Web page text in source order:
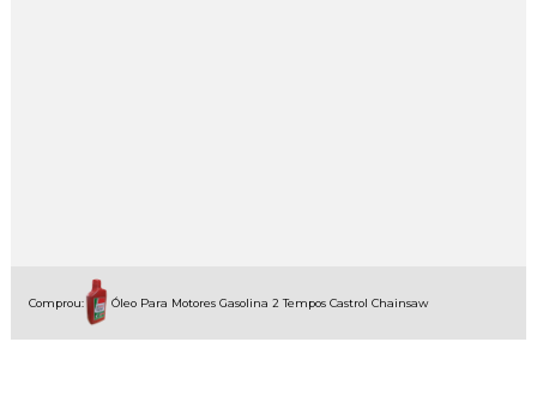
Comprou: Óleo Para Motores Gasolina 2 Tempos Castrol Chainsaw